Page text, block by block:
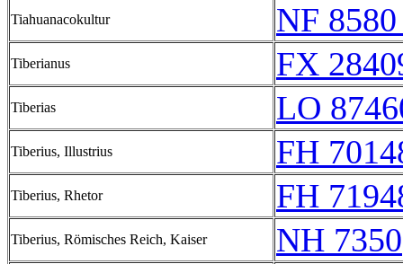
Tiahuanacokultur NF
Tiberianus FX
Tiberias LO
Tiberius, Illustrius FH
Tiberius, Rhetor FH
Tiberius, Römisches Reich, Kaiser
NH 7350